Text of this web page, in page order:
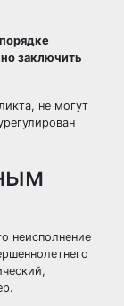
заключить
не могут
неисполнение